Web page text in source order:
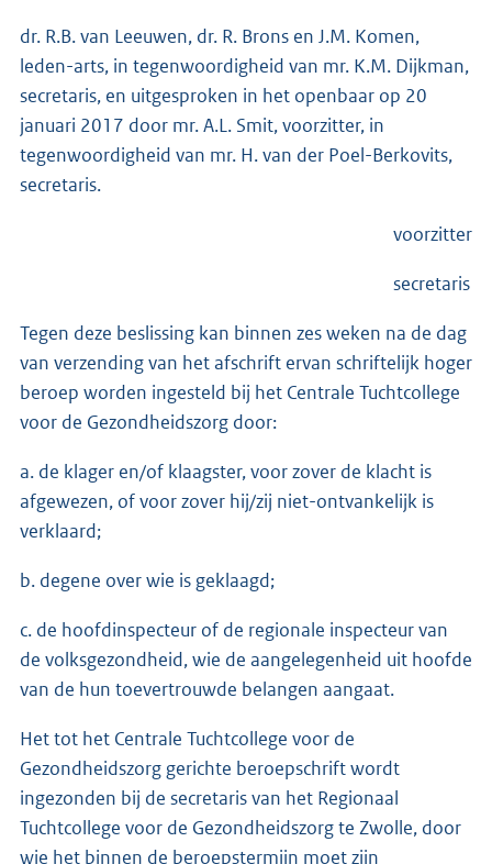
dr. R.B. van Leeuwen, dr. R. Brons en J.M. Komen,
leden-arts, in tegenwoordigheid van mr. K.M. Dijkman,
secretaris, en uitgesproken in het openbaar op 20
januari 2017 door mr. A.L. Smit, voorzitter, in
tegenwoordigheid van mr. H. van der Poel-Berkovits,
secretaris.
voorzitter
secretaris
Tegen deze beslissing kan binnen zes weken na de dag
van verzending van het afschrift ervan schriftelijk hoger
beroep worden ingesteld bij het Centrale Tuchtcollege
voor de Gezondheidszorg door:
a. de klager en/of klaagster, voor zover de klacht is
afgewezen, of voor zover hij/zij niet-ontvankelijk is
verklaard;
b. degene over wie is geklaagd;
c. de hoofdinspecteur of de regionale inspecteur van
de volksgezondheid, wie de aangelegenheid uit hoofde
van de hun toevertrouwde belangen aangaat.
Het tot het Centrale Tuchtcollege voor de
Gezondheidszorg gerichte beroepschrift wordt
ingezonden bij de secretaris van het Regionaal
Tuchtcollege voor de Gezondheidszorg te Zwolle, door
wie het binnen de beroepstermijn moet zijn